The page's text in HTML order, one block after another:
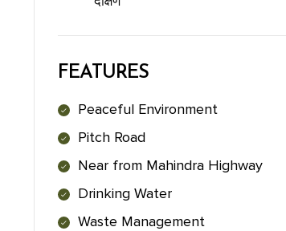
FEATURES
Peaceful Environment
Pitch Road
Near from Mahindra Highway
Drinking Water
Waste Management